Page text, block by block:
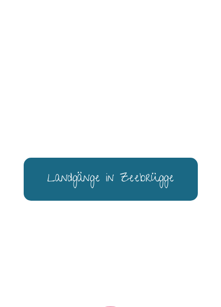
Landgänge in Zeebrügge